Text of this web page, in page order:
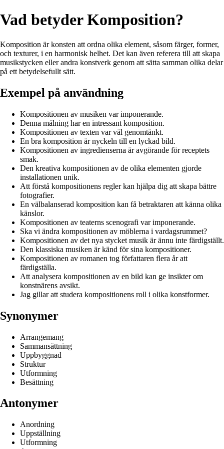
Vad betyder Komposition?
Komposition är konsten att ordna olika element, såsom färger, former,
och texturer, i en harmonisk helhet. Det kan även referera till att skapa
musikstycken eller andra konstverk genom att sätta samman olika delar
på ett betydelsefullt sätt.
Exempel på användning
Kompositionen av musiken var imponerande.
Denna målning har en intressant komposition.
Kompositionen av texten var väl genomtänkt.
En bra komposition är nyckeln till en lyckad bild.
Kompositionen av ingredienserna är avgörande för receptets
smak.
Den kreativa kompositionen av de olika elementen gjorde
installationen unik.
Att förstå kompositionens regler kan hjälpa dig att skapa bättre
fotografier.
En välbalanserad komposition kan få betraktaren att känna olika
känslor.
Kompositionen av teaterns scenografi var imponerande.
Ska vi ändra kompositionen av möblerna i vardagsrummet?
Kompositionen av det nya stycket musik är ännu inte färdigställt.
Den klassiska musiken är känd för sina kompositioner.
Kompositionen av romanen tog författaren flera år att
färdigställa.
Att analysera kompositionen av en bild kan ge insikter om
konstnärens avsikt.
Jag gillar att studera kompositionens roll i olika konstformer.
Synonymer
Arrangemang
Sammansättning
Uppbyggnad
Struktur
Utformning
Besättning
Antonymer
Anordning
Uppställning
Utformning